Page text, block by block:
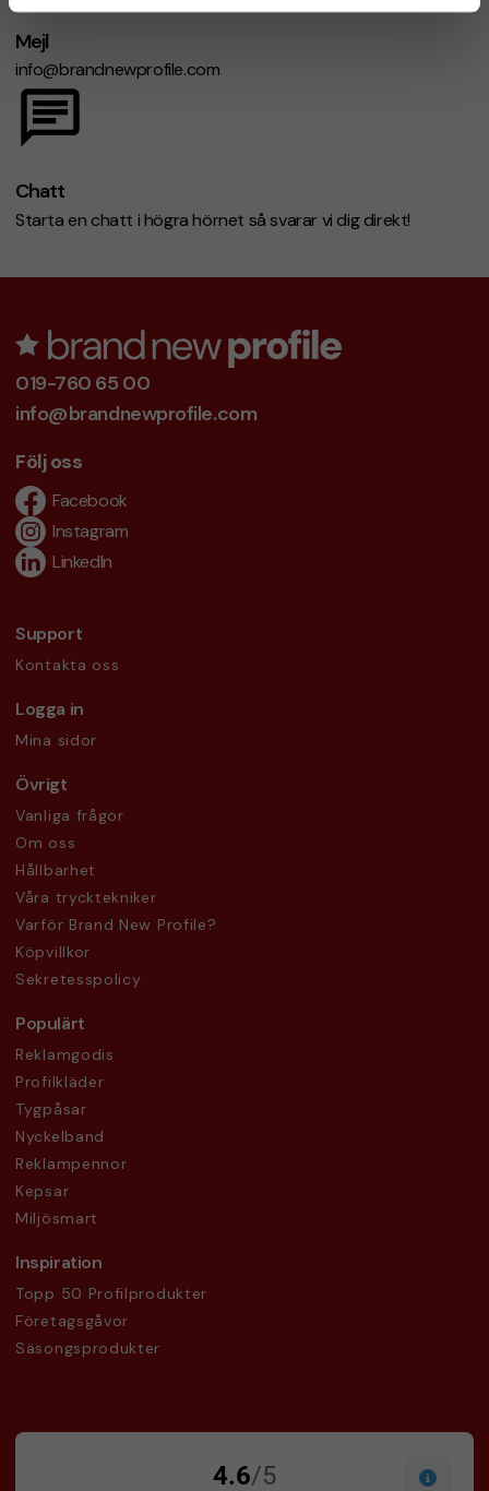
Mejl
info@brandnewprofile.com
Chatt
Starta en chatt i högra hörnet så svarar vi dig direkt!
019-760 65 00
info@brandnewprofile.com
Följ oss
Facebook
Instagram
LinkedIn
Support
Kontakta oss
Logga in
Mina sidor
Övrigt
Vanliga frågor
Om oss
Hållbarhet
Våra trycktekniker
Varför Brand New Profile?
Köpvillkor
Sekretesspolicy
Populärt
Reklamgodis
Profilkläder
Tygpåsar
Nyckelband
Reklampennor
Kepsar
Miljösmart
Inspiration
Topp 50 Profilprodukter
Företagsgåvor
Säsongsprodukter